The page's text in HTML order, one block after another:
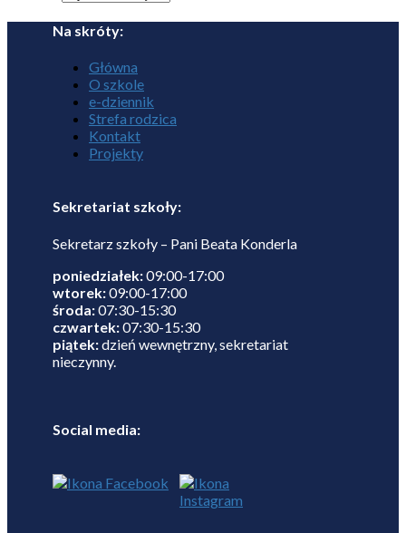
Na skróty:
Główna
O szkole
e-dziennik
Strefa rodzica
Kontakt
Projekty
Sekretariat szkoły:
Sekretarz szkoły – Pani Beata Konderla
poniedziałek:09:00-17:00
wtorek:09:00-17:00
środa:07:30-15:30
czwartek:07:30-15:30
piątek:dzień wewnętrzny, sekretariat
nieczynny.
Social media: